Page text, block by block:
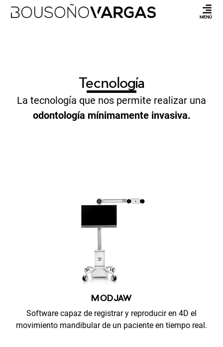
MENÚ
Tecnología
La tecnología que nos permite realizar una
odontología mínimamente invasiva.
MODJAW
Software capaz de registrar y reproducir en 4D el
movimiento mandibular de un paciente en tiempo real.